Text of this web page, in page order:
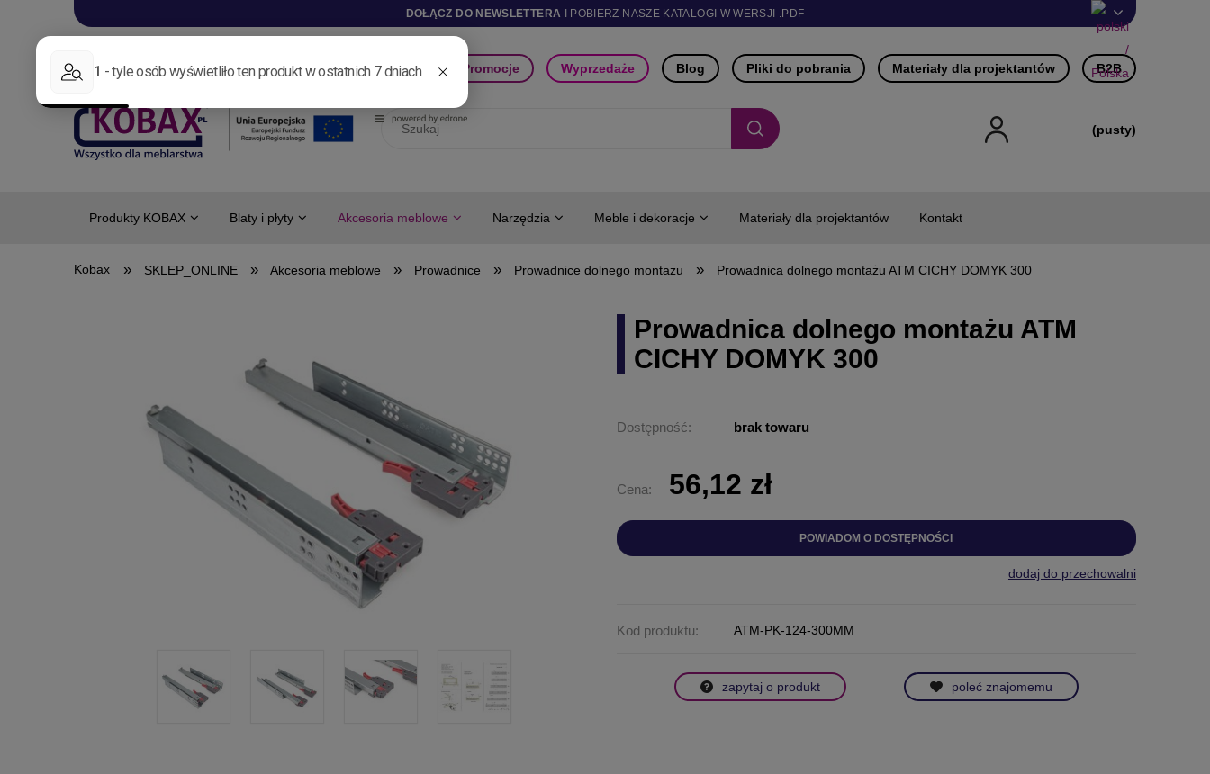
DOŁĄCZ DO NEWSLETTERA I POBIERZ NASZE KATALOGI W WERSJI .PDF
Aktualności Nowości Promocje Wyprzedaże Blog Pliki do pobrania Materiały dla projektantów B2B
(pusty)
Produkty KOBAX Blaty i płyty Akcesoria meblowe Narzędzia Meble i dekoracje Materiały dla projektantów Kontakt
» SKLEP_ONLINE » Akcesoria meblowe » Prowadnice » Prowadnice dolnego montażu » Prowadnica dolnego montażu ATM CICHY DOMYK 300
Prowadnica dolnego montażu ATM
CICHY DOMYK 300
Dostępność: brak towaru
Cena: 56,12 zł
POWIADOM O DOSTĘPNOŚCI
dodaj do przechowalni
Kod produktu: ATM-PK-124-300MM
zapytaj o produkt poleć znajomemu